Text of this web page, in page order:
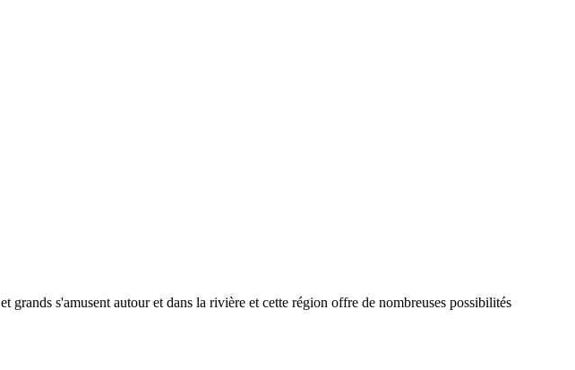
s'amusent autour et dans la rivière et cette région offre de nombreuses possibilités